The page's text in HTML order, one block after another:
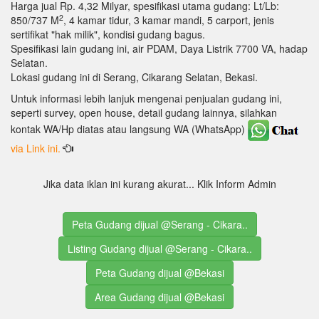
Harga jual Rp. 4,32 Milyar, spesifikasi utama gudang: Lt/Lb:
850/737 M2, 4 kamar tidur, 3 kamar mandi, 5 carport, jenis
sertifikat "hak milik", kondisi gudang bagus.
Spesifikasi lain gudang ini, air PDAM, Daya Listrik 7700 VA, hadap
Selatan.
Lokasi gudang ini di Serang, Cikarang Selatan, Bekasi.
Untuk informasi lebih lanjuk mengenai penjualan gudang ini,
seperti survey, open house, detail gudang lainnya, silahkan
kontak WA/Hp diatas atau langsung WA (WhatsApp)
via Link ini.
Jika data iklan ini kurang akurat... Klik Inform Admin
Peta Gudang dijual @Serang - Cikara..
Listing Gudang dijual @Serang - Cikara..
Peta Gudang dijual @Bekasi
Area Gudang dijual @Bekasi